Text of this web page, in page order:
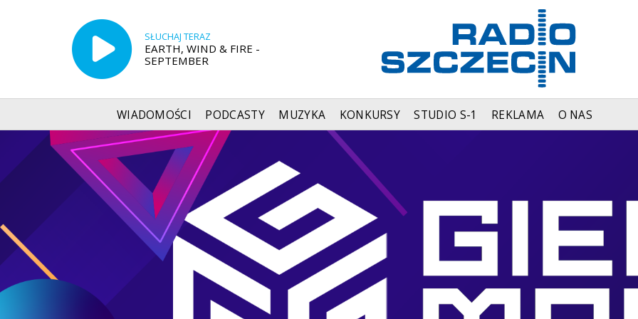
SŁUCHAJ TERAZ
EARTH, WIND & FIRE -
SEPTEMBER
WIADOMOŚCI PODCASTY MUZYKA KONKURSY STUDIO S-1 REKLAMA O NAS